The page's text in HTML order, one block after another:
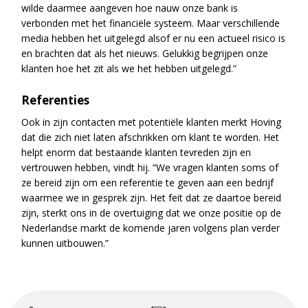
wilde daarmee aangeven hoe nauw onze bank is
verbonden met het financiële systeem. Maar verschillende
media hebben het uitgelegd alsof er nu een actueel risico is
en brachten dat als het nieuws. Gelukkig begrijpen onze
klanten hoe het zit als we het hebben uitgelegd.”
Referenties
Ook in zijn contacten met potentiële klanten merkt Hoving
dat die zich niet laten afschrikken om klant te worden. Het
helpt enorm dat bestaande klanten tevreden zijn en
vertrouwen hebben, vindt hij. “We vragen klanten soms of
ze bereid zijn om een referentie te geven aan een bedrijf
waarmee we in gesprek zijn. Het feit dat ze daartoe bereid
zijn, sterkt ons in de overtuiging dat we onze positie op de
Nederlandse markt de komende jaren volgens plan verder
kunnen uitbouwen.”